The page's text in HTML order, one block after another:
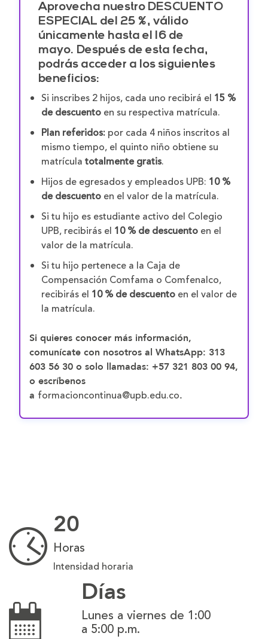
Aprovecha nuestro DESCUENTO
ESPECIAL del 25 %, válido
únicamente hasta el 16 de
mayo. Después de esta fecha,
podrás acceder a los siguientes
beneficios:
Si inscribes 2 hijos, cada uno recibirá el 15 %
de descuentoen su respectiva matrícula.
Plan referidos:por cada 4 niños inscritos al
mismo tiempo, el quinto niño obtiene su
matrícula totalmente gratis.
Hijos de egresados y empleados UPB: 10 %
de descuentoen el valor de la matrícula.
Si tu hijo es estudiante activo del Colegio
UPB, recibirás el 10 % de descuentoen el
valor de la matrícula.
Si tu hijo pertenece a la Caja de
Compensación Comfama o Comfenalco,
recibirás el 10 % de descuentoen el valor de
la matrícula.
Si quieres conocer más información,
comunícate con nosotros al WhatsApp: 313
603 56 30o solo llamadas: +57 321 803 00 94,
o escríbenos
a formacioncontinua@upb.edu.co.
20
Horas
Intensidad horaria
Días
Lunes a viernes de 1:00
a 5:00 p.m.